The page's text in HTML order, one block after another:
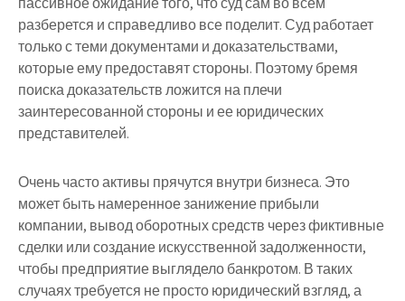
разберется и справедливо все поделит. Суд работает
только с теми документами и доказательствами,
которые ему предоставят стороны. Поэтому бремя
поиска доказательств ложится на плечи
заинтересованной стороны и ее юридических
представителей.
Очень часто активы прячутся внутри бизнеса. Это
может быть намеренное занижение прибыли
компании, вывод оборотных средств через фиктивные
сделки или создание искусственной задолженности,
чтобы предприятие выглядело банкротом. В таких
случаях требуется не просто юридический взгляд, а